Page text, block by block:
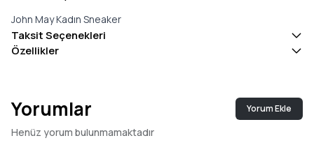
John May Kadın Sneaker
Taksit Seçenekleri
Özellikler
Yorumlar Yorum Ekle
Henüz yorum bulunmamaktadır